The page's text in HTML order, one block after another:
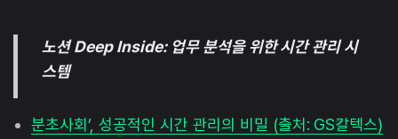
노션 Deep Inside: 업무 분석을 위한 시간 관리 시
스템
분초사회’, 성공적인 시간 관리의 비밀 (출처: GS칼텍스)